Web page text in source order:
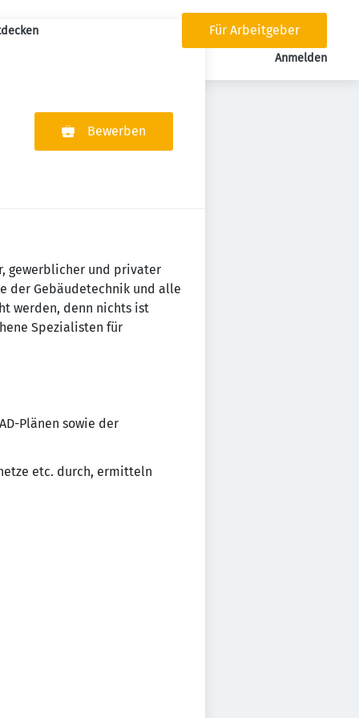
Für Arbeitgeber
Anmelden
Bewerben
gewerblicher und privater
der Gebäudetechnik und alle
werden, denn nichts ist
Spezialisten für
Plänen sowie der
etc. durch, ermitteln